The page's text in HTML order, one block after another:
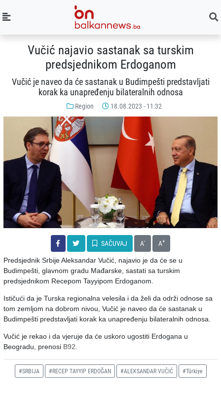
Vučić najavio sastanak sa turskim
predsjednikom Erdoganom
Vučić je naveo da će sastanak u Budimpešti predstavljati
korak ka unapređenju bilateralnih odnosa
Region 18.08.2023 - 11:32
SAČUVAJ A- A+
Predsjednik Srbije Aleksandar Vučić, najavio je da će se u
Budimpešti, glavnom gradu Mađarske, sastati sa turskim
predsjednikom Recepom Tayyipom Erdoganom.
Ističući da je Turska regionalna velesila i da želi da održi odnose sa
tom zemljom na dobrom nivou, Vučić je naveo da će sastanak u
Budimpešti predstavljati korak ka unapređenju bilateralnih odnosa.
Vučić je rekao i da vjeruje da će uskoro ugostiti Erdogana u
Beogradu, prenosi B92.
#SRBIJA #RECEP TAYYIP ERDOĞAN #ALEKSANDAR VUČIĆ #Türkiye